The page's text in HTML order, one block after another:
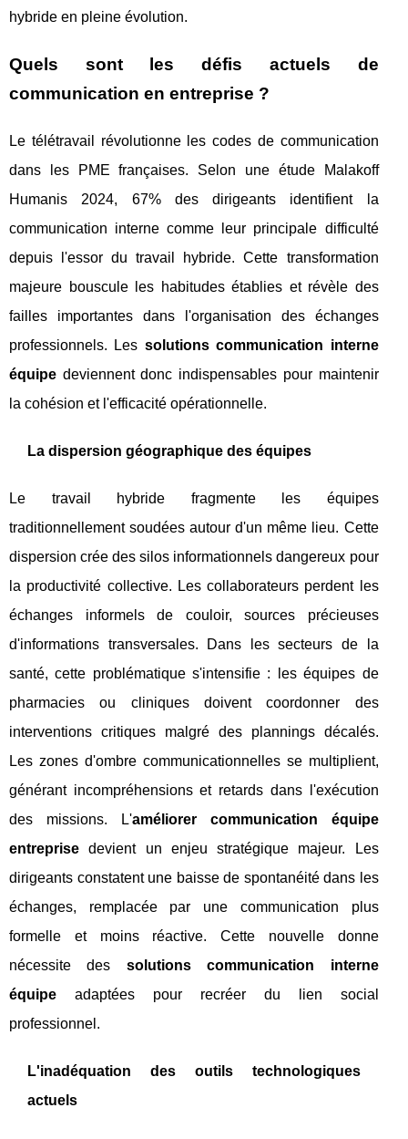
hybride en pleine évolution.
Quels sont les défis actuels de
communication en entreprise ?
Le télétravail révolutionne les codes de communication
dans les PME françaises. Selon une étude Malakoff
Humanis 2024, 67% des dirigeants identifient la
communication interne comme leur principale difficulté
depuis l'essor du travail hybride. Cette transformation
majeure bouscule les habitudes établies et révèle des
failles importantes dans l'organisation des échanges
professionnels. Les solutions communication interne
équipe deviennent donc indispensables pour maintenir
la cohésion et l'efficacité opérationnelle.
La dispersion géographique des équipes
Le travail hybride fragmente les équipes
traditionnellement soudées autour d'un même lieu. Cette
dispersion crée des silos informationnels dangereux pour
la productivité collective. Les collaborateurs perdent les
échanges informels de couloir, sources précieuses
d'informations transversales. Dans les secteurs de la
santé, cette problématique s'intensifie : les équipes de
pharmacies ou cliniques doivent coordonner des
interventions critiques malgré des plannings décalés.
Les zones d'ombre communicationnelles se multiplient,
générant incompréhensions et retards dans l'exécution
des missions. L'améliorer communication équipe
entreprise devient un enjeu stratégique majeur. Les
dirigeants constatent une baisse de spontanéité dans les
échanges, remplacée par une communication plus
formelle et moins réactive. Cette nouvelle donne
nécessite des solutions communication interne
équipe adaptées pour recréer du lien social
professionnel.
L'inadéquation des outils technologiques
actuels